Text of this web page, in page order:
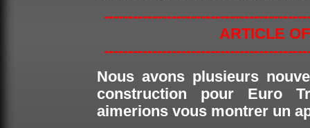
ARTICLE
Nous avons plusieurs
construction pour Euro
aimerions vous montrer un